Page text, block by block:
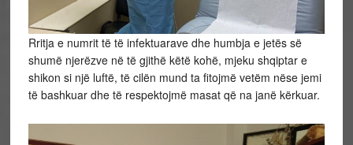
Rritja e numrit të të infektuarave dhe humbja e jetës së
shumë njerëzve në të gjithë këtë kohë, mjeku shqiptar e
shikon si një luftë, të cilën mund ta fitojmë vetëm nëse jemi
të bashkuar dhe të respektojmë masat që na janë kërkuar.